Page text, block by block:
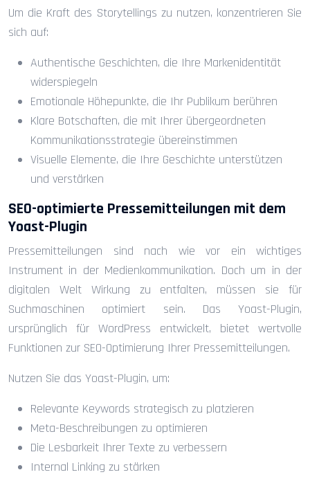
Um die Kraft des Storytellings zu nutzen, konzentrieren Sie
sich auf:
Authentische Geschichten, die Ihre Markenidentität
widerspiegeln
Emotionale Höhepunkte, die Ihr Publikum berühren
Klare Botschaften, die mit Ihrer übergeordneten
Kommunikationsstrategie übereinstimmen
Visuelle Elemente, die Ihre Geschichte unterstützen
und verstärken
SEO-optimierte Pressemitteilungen mit dem
Yoast-Plugin
Pressemitteilungen sind nach wie vor ein wichtiges
Instrument in der Medienkommunikation. Doch um in der
digitalen Welt Wirkung zu entfalten, müssen sie für
Suchmaschinen optimiert sein. Das Yoast-Plugin,
ursprünglich für WordPress entwickelt, bietet wertvolle
Funktionen zur SEO-Optimierung Ihrer Pressemitteilungen.
Nutzen Sie das Yoast-Plugin, um:
Relevante Keywords strategisch zu platzieren
Meta-Beschreibungen zu optimieren
Die Lesbarkeit Ihrer Texte zu verbessern
Internal Linking zu stärken